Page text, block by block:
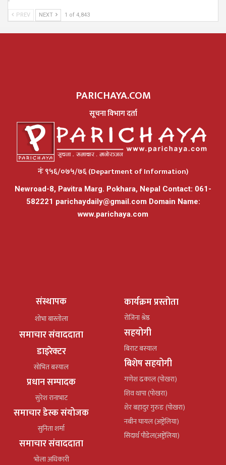
PREV NEXT 1 of 4,843
PARICHAYA.COM
सूचना विभाग दर्ता
नंः ९५६/०७५/७६ (Department of Information)
Newroad-8, Pavitra Marg. Pokhara, Nepal Contact: 061-
582221 parichaydaily@gmail.comDomain Name:
www.parichaya.com
संस्थापक
शोभा बास्तोला
समाचार संवाददाता
डाइरेक्टर
सोभित बस्याल
प्रधान सम्पादक
सुरेश रानाभाट
समाचार डेस्क संयोजक
सुनिता शर्मा
समाचार संवाददाता
भोला अधिकारी
कार्यक्रम प्रस्तोता
रोजिना श्रेष्ठ
सहयोगी
बिराट बस्याल
बिशेष सहयोगी
गणेश ढकाल (पोखरा)
शिव थापा (पोखरा)
शेर बहादुर गुरुङ (पोखरा)
नबीन घायल (अष्ट्रेलिया)
सिदार्थ पौडेल(अष्ट्रेलिया)